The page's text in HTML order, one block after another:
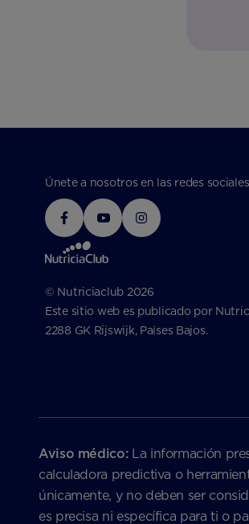
Únete a nosotros en las redes sociales
© Nutriciaclub 2026
Este sitio web es publicado por
2288 GK Rijswijk, Países Bajos.
Aviso médico:La información
calculadora predictiva o
únicamente, y no deben ser
es precisa ni específica para ti o